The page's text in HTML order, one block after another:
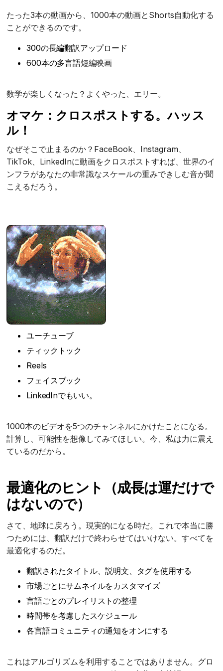
たった3本の動画から、1000本の動画とShorts自動化する
ことができるのです。
300の長編翻訳アップロード
600本の多言語短編映画
数学が楽しくなった？よくやった、エリー。
オマケ：クロスポストする。ハッス
ル！
なぜそこで止まるのか？FaceBook、Instagram、
TikTok、LinkedInに動画をクロスポストすれば、世界のイ
ンフラがあなたの非常識なスケールの重みできしむ音が聞
こえるだろう。
ユーチューブ
ティックトック
Reels
フェイスブック
LinkedInでもいい。
1000本のビデオを5つのチャンネルにかけたことになる。
計算し、可能性を想像してみてほしい。今、私は力に震え
ているのだから。
最適化のヒント（成長は運だけで
はないので）
さて、地球に戻ろう。現実的になる時だ。これで本当に勝
つためには、翻訳だけで終わらせてはいけない。すべてを
最適化するのだ。
翻訳されたタイトル、説明文、タグを使用する
市場ごとにサムネイルをカスタマイズ
言語ごとのプレイリストの整理
時間帯を考慮したスケジュール
各言語コミュニティの通知をオンにする
これはアルゴリズムを利用することではありません。グロ